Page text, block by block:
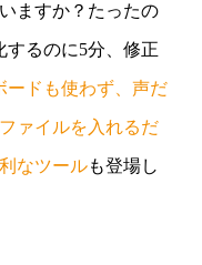
ますか？たったの
するのに5分、修正
ードも使わず、声だ
ァイルを入れるだ
なツールも登場し